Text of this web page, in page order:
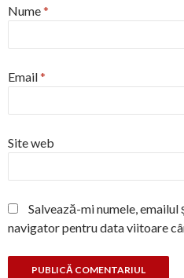
Nume*
Email*
Site web
Salvează-mi numele,
navigator pentru data viitoare